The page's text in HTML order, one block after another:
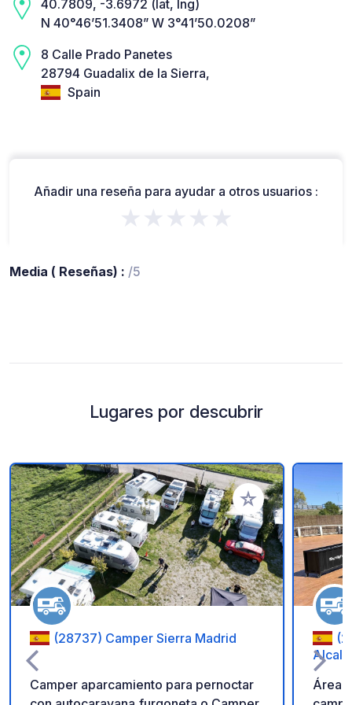
40.7809, -3.6972 (lat, lng)
N 40°46’51.3408” W 3°41’50.0208”
8 Calle Prado Panetes
28794 Guadalix de la Sierra,
Spain
Añadir una reseña para ayudar a otros usuarios :
★★★★★
Media ( Reseñas) : /5
Lugares por descubrir
Añadir a tus
(28737) Camper Sierra Madrid
Camper aparcamiento para pernoctar
Área